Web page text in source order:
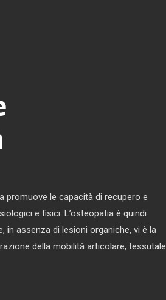
le capacità di recupero e
e fisici. L’osteopatia è quindi
in assenza di lesioni organiche, vi è la
della mobilità articolare, tessutale